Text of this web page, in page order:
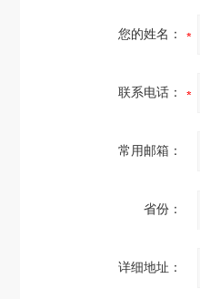
您的姓名：
联系电话：
常用邮箱：
省份：
详细地址：